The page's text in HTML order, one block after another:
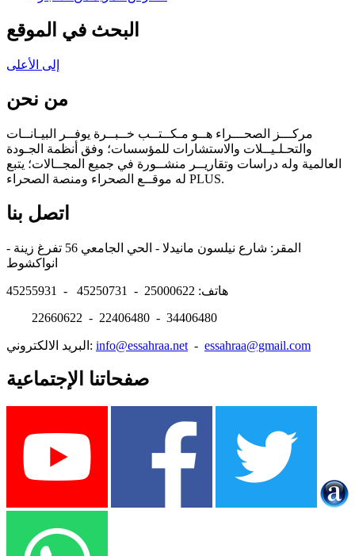
البحث في الموقع
إلى الأعلى
من نحن
مركـــز الصحـــراء هــو مـكــتــب خــبــرة يوفــر البيـانــات
والتحـلـيــلات والاستشارات للمؤسسات؛ وفق أنظمة الجـودة
العالمية وله دراسات وتقاريــر منشــورة في جميع المجــالات؛ يتبع
له موقــع الصحراء ومنصة الصحراء PLUS.
اتصل بنا
المقر: شارع نيلسون مانيدلا - الحي الجامعي 56 تفرغ زينة -
هاتف: 25000622 - 45250731 - 45255931
22660622 - 22406480 - 34406480
البريد الالكتروني: info@essahraa.net - essahraa@gmail.com
صفحاتنا الإجتماعية